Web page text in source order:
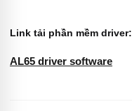
Link tải phần mềm driver:
AL65 driver software